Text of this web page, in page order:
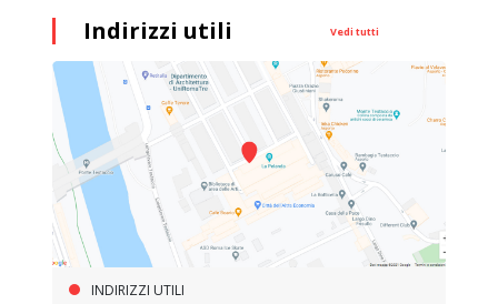
Indirizzi utili Vedi tutti
INDIRIZZI UTILI